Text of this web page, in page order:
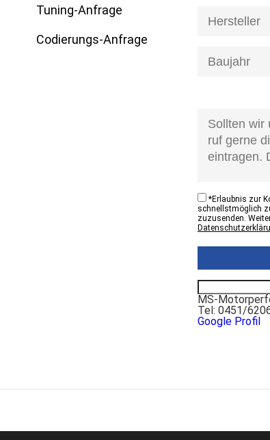
Tuning-Anfrage
Codierungs-Anfrage
*Erlaubnis zur
schnellstmöglich
zuzusenden.
MS-
Tel: 0451/
Google Profil